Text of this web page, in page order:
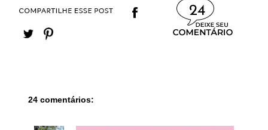
24
24 comentários: